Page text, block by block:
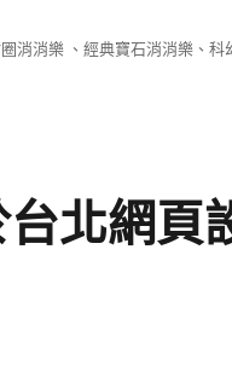
消消樂 、經典寶石消消樂、
北網頁